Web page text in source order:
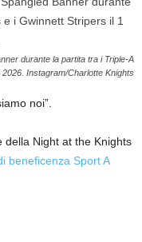
durante la partita tra i Triple-A
Instagram/Charlotte Knights
noi”.
della Night at the Knights
beneficenza Sport A